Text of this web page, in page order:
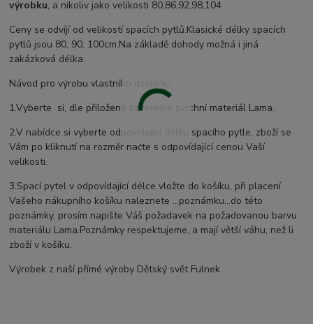
výrobku, a nikoliv jako velikosti 80,86,92,98,104
Ceny se odvíjí od velikostí spacích pytlů.Klasické délky spacích
pytlů jsou 80, 90, 100cm.Na základě dohody možná i jiná
zakázková délka.
Návod pro výrobu vlastního designu:
1.Vyberte si, dle přiložené barevnice svrchní materiál Lama.
2.V nabídce si vyberte odpovídající délku spacího pytle, zboží se
Vám po kliknutí na rozměr načte s odpovídající cenou Vaší
velikosti.
3.Spací pytel v odpovídající délce vložte do košíku, při placení
Vašeho nákupního košíku naleznete ...poznámku...do této
poznámky, prosím napište Váš požadavek na požadovanou barvu
materiálu Lama.Poznámky respektujeme, a mají větší váhu, než li
zboží v košíku.
Výrobek z naší přímé výroby Dětský svět Fulnek